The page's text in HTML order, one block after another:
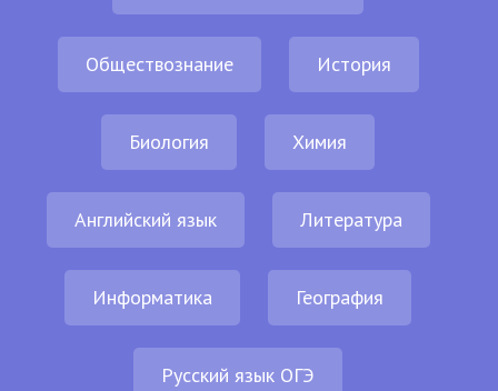
Обществознание История
Биология Химия
Английский язык Литература
Информатика География
Русский язык ОГЭ